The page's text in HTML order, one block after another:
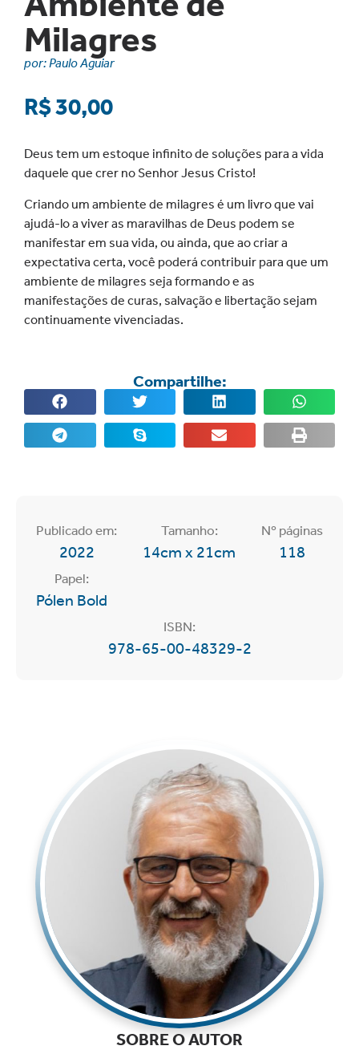
Milagres
por: Paulo Aguiar
R$30,00
Deus tem um estoque infinito de soluções para a vida
daquele que crer no Senhor Jesus Cristo!
Criando um ambiente de milagres é um livro que vai
ajudá-lo a viver as maravilhas de Deus podem se
manifestar em sua vida, ou ainda, que ao criar a
expectativa certa, você poderá contribuir para que um
ambiente de milagres seja formando e as
manifestações de curas, salvação e libertação sejam
continuamente vivenciadas.
Compartilhe:
Publicado em:
2022
ISBN:
978-65-00-48329-2
Tamanho:
14cm x 21cm
Nº páginas
118
Papel:
Pólen Bold
SOBRE O AUTOR